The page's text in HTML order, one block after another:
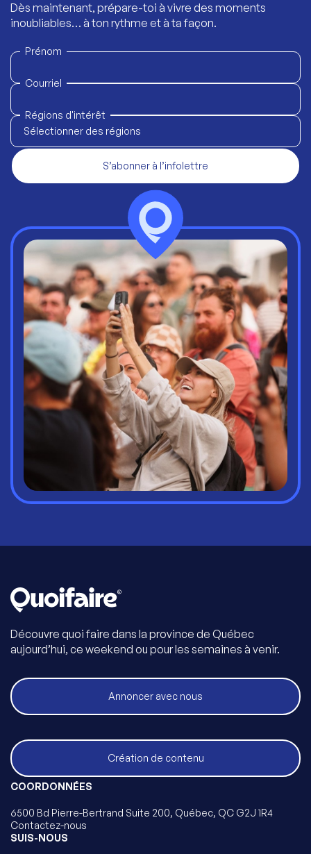
Dès maintenant, prépare-toi à vivre des moments
inoubliables… à ton rythme et à ta façon.
Prénom
Courriel
Régions d'intérêt
Sélectionner des régions
S’abonner à l’infolettre
Découvre quoi faire dans la province de Québec
aujourd’hui, ce weekend ou pour les semaines à venir.
Annoncer avec nous
Création de contenu
COORDONNÉES
6500 Bd Pierre-Bertrand Suite 200, Québec, QC G2J 1R4
Contactez-nous
SUIS-NOUS